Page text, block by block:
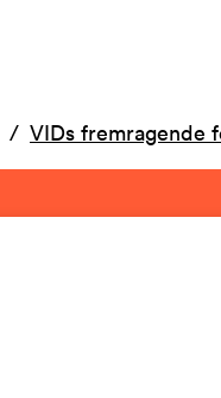
VIDs fremragende